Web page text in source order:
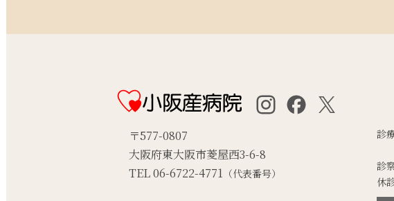
〒577-0807
大阪府東大阪市菱屋西3-6-8
TEL 06-6722-4771 （代表番号）
診
診
休